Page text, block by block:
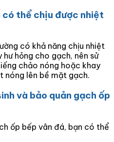
có thể chịu được nhiệt
có khả năng chịu nhiệt
hỏng cho gạch, nên sử
chảo nóng hoặc khay
nóng lên bề mặt gạch.
và bảo quản gạch ốp
ốp bếp vân đá, bạn có thể